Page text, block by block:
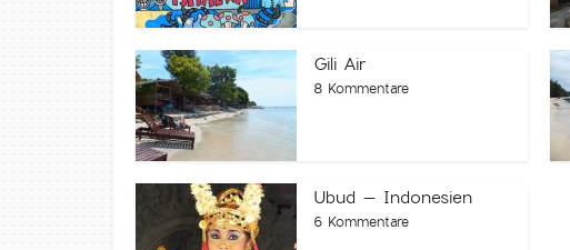
Gili Air
8 Kommentare
Ubud – Indonesien
6 Kommentare